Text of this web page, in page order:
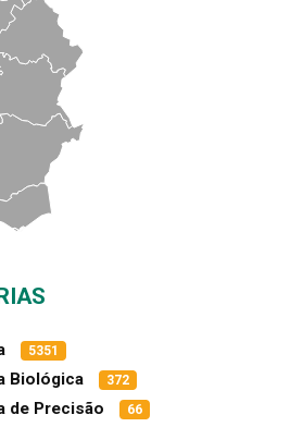
5351
Biológica 372
de Precisão 66